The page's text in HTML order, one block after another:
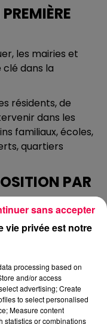
les mairies et
dans la
résidents, de
dans les
familiaux, écoles,
quartiers
PAR
à disposition
;
et espaces
vie privée est notre
processing based on
and/or access
advertising; Create
to select personalised
Measure content
statistics or combinations
sans accepter